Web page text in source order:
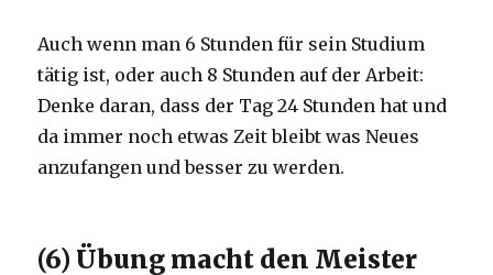
Auch wenn man 6 Stunden für sein Studium
tätig ist, oder auch 8 Stunden auf der Arbeit:
Denke daran, dass der Tag 24 Stunden hat und
da immer noch etwas Zeit bleibt was Neues
anzufangen und besser zu werden.
(6) Übung macht den Meister